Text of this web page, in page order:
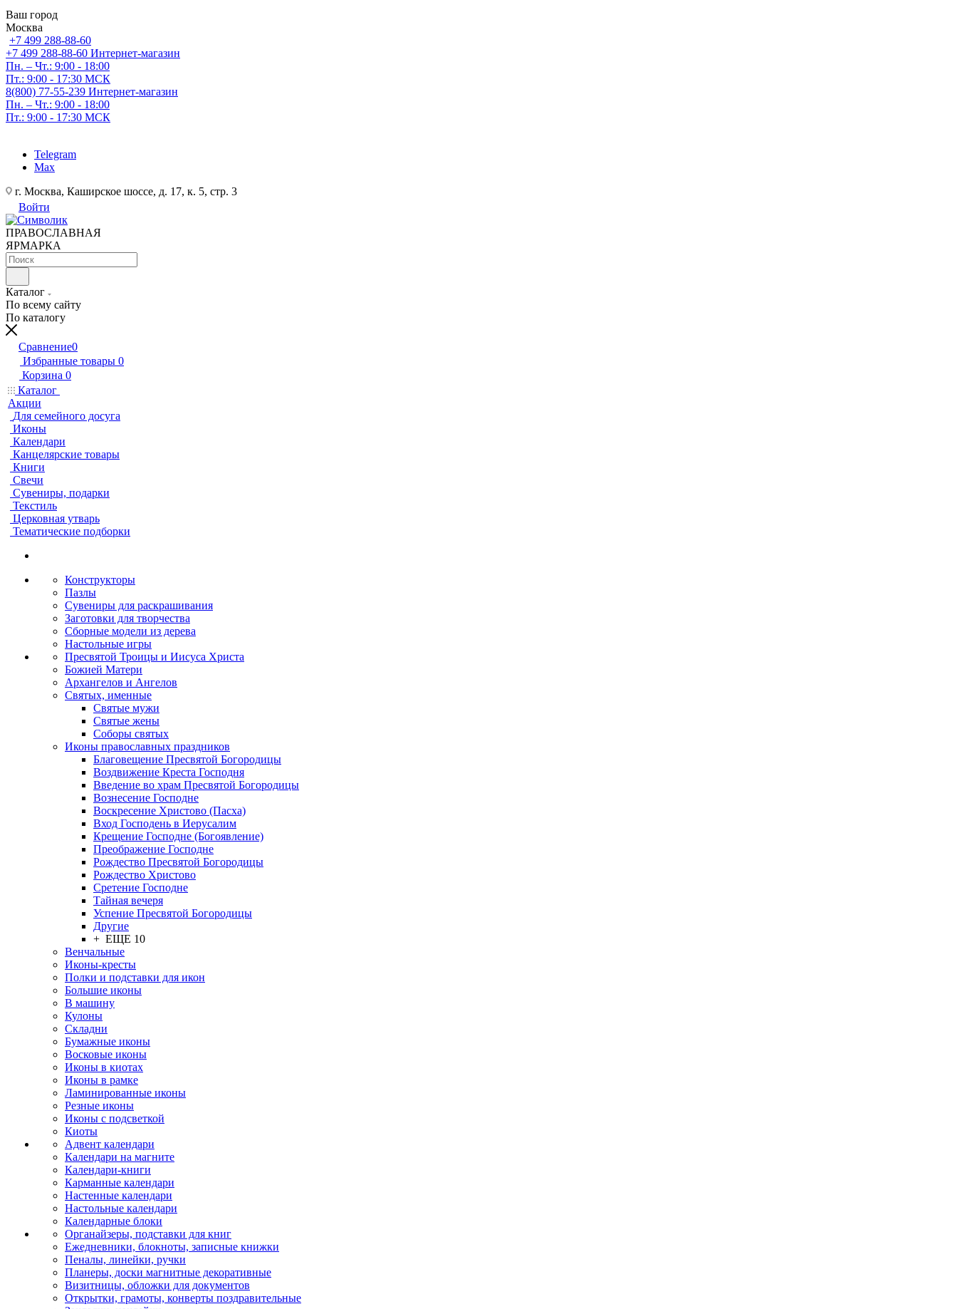
Ваш город
Москва
+7 499 288-88-60
+7 499 288-88-60 Интернет-магазин
Пн. – Чт.: 9:00 - 18:00
Пт.: 9:00 - 17:30 МСК
8(800) 77-55-239 Интернет-магазин
Пн. – Чт.: 9:00 - 18:00
Пт.: 9:00 - 17:30 МСК
Telegram
Max
г. Москва, Каширское шоссе, д. 17, к. 5, стр. 3
Войти
ПРАВОСЛАВНАЯ
ЯРМАРКА
Каталог
По всему сайту
По каталогу
Сравнение0
Избранные товары 0
Корзина 0
Каталог
Акции
Для семейного досуга
Иконы
Календари
Канцелярские товары
Книги
Свечи
Сувениры, подарки
Текстиль
Церковная утварь
Тематические подборки
Конструкторы
Пазлы
Сувениры для раскрашивания
Заготовки для творчества
Сборные модели из дерева
Настольные игры
Пресвятой Троицы и Иисуса Христа
Божией Матери
Архангелов и Ангелов
Святых, именные
Святые мужи
Святые жены
Соборы святых
Иконы православных праздников
Благовещение Пресвятой Богородицы
Воздвижение Креста Господня
Введение во храм Пресвятой Богородицы
Вознесение Господне
Воскресение Христово (Пасха)
Вход Господень в Иерусалим
Крещение Господне (Богоявление)
Преображение Господне
Рождество Пресвятой Богородицы
Рождество Христово
Сретение Господне
Тайная вечеря
Успение Пресвятой Богородицы
Другие
+ ЕЩЕ 10
Венчальные
Иконы-кресты
Полки и подставки для икон
Большие иконы
В машину
Кулоны
Складни
Бумажные иконы
Восковые иконы
Иконы в киотах
Иконы в рамке
Ламинированные иконы
Резные иконы
Иконы с подсветкой
Киоты
Адвент календари
Календари на магните
Календари-книги
Карманные календари
Настенные календари
Настольные календари
Календарные блоки
Органайзеры, подставки для книг
Ежедневники, блокноты, записные книжки
Пеналы, линейки, ручки
Планеры, доски магнитные декоративные
Визитницы, обложки для документов
Открытки, грамоты, конверты поздравительные